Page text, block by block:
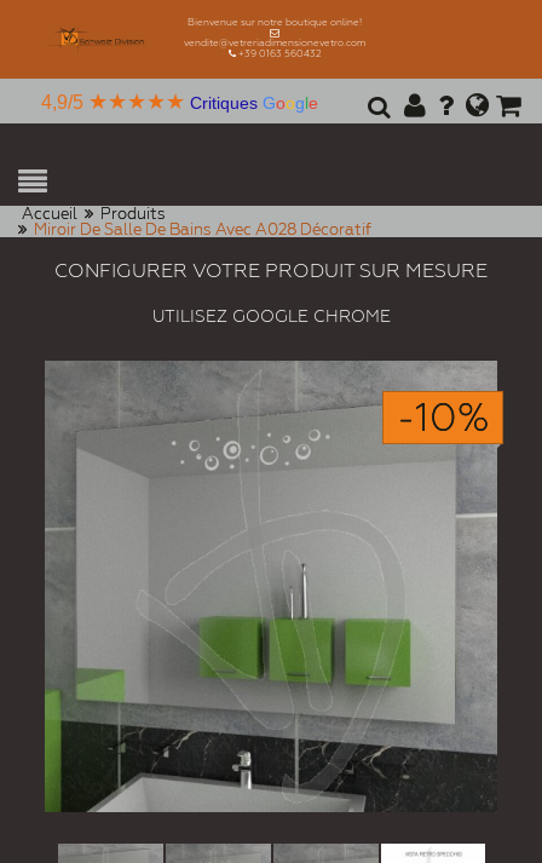
Bienvenue sur notre boutique online!
vendite@vetreriadimensionevetro.com
+39 0163 560432
4,9/5 ★★★★★ Critiques Google
Accueil
Produits
Miroir De Salle De Bains Avec A028 Décoratif
CONFIGURER VOTRE PRODUIT SUR MESURE
UTILISEZ GOOGLE CHROME
-10%